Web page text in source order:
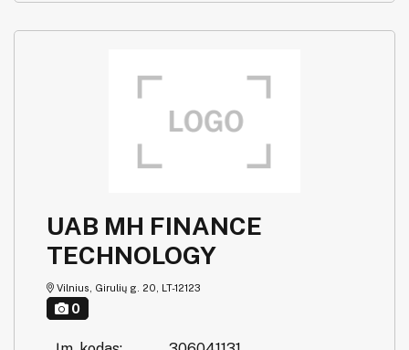
UAB MH FINANCE
TECHNOLOGY
Vilnius, Girulių g. 20, LT-12123
0